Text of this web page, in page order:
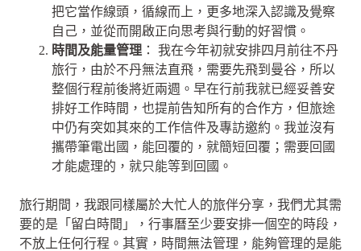
把它當作線頭，循線而上，更多地深入認識及覺察
自己，並從而開啟正向思考與行動的好習慣。
時間及能量管理 ： 我在今年初就安排四月前往不丹
旅行，由於不丹無法直飛，需要先飛到曼谷，所以
整個行程前後將近兩週。早在行前我就已經妥善安
排好工作時間，也提前告知所有的合作方，但旅途
中仍有突如其來的工作信件及專訪邀約。我並沒有
攜帶筆電出國，能回覆的，就簡短回覆；需要回國
才能處理的，就只能等到回國。
旅行期間，我跟同樣屬於大忙人的旅伴分享，我們尤其需
要的是「留白時間」，行事曆至少要安排一個空的時段，
不放上任何行程。其實，時間無法管理，能夠管理的是能